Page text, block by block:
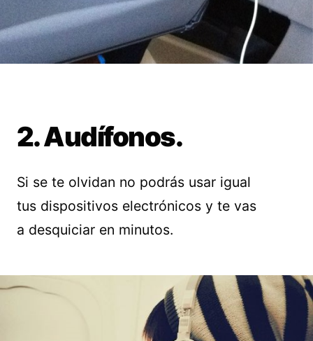
2. Audífonos.
Si se te olvidan no podrás usar igual
tus dispositivos electrónicos y te vas
a desquiciar en minutos.